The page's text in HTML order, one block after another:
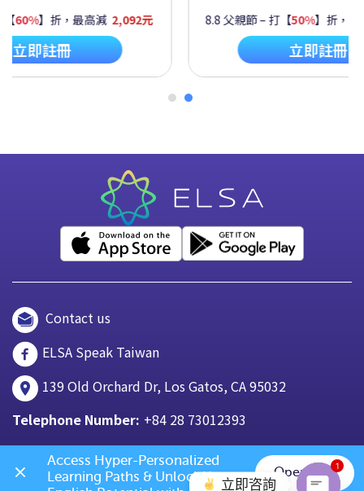
】折，最高減2,092元
即註冊
8.8 父親節 – 打【50%】折，最高
立即註冊
Contact us
ELSA Speak Taiwan
139 Old Orchard Dr, Los Gatos, CA 95032
Telephone Number: +84 28 73012393
立即咨詢
1
Access Hyper-Personalized
Learning Paths & Unlock Your
Open App